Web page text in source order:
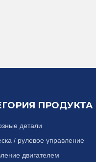
ПРОДУКТА
детали
/ рулевое управление
двигателем